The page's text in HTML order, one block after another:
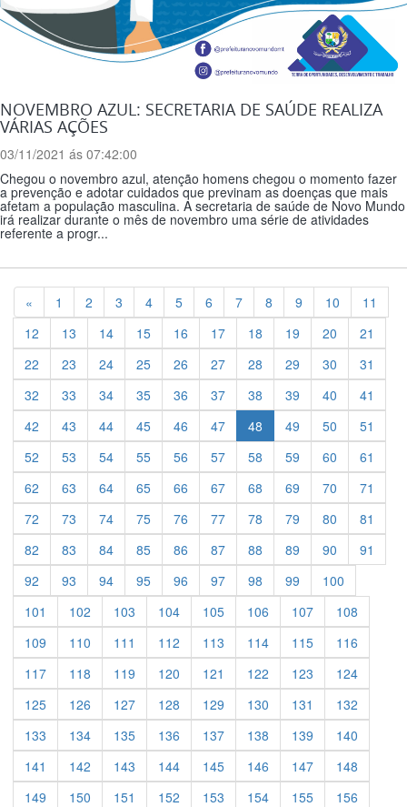
NOVEMBRO AZUL: SECRETARIA DE SAÚDE REALIZA
VÁRIAS AÇÕES
03/11/2021 ás 07:42:00
Chegou o novembro azul, atenção homens chegou o momento fazer
a prevenção e adotar cuidados que previnam as doenças que mais
afetam a população masculina. A secretaria de saúde de Novo Mundo
irá realizar durante o mês de novembro uma série de atividades
referente a progr...
« Previous
1 2 3 4 5 6 7 8 9 10
11
12
13 14 15 16 17 18 19 20
21
22
23 24 25 26 27 28 29 30
31
32
33 34 35 36 37 38 39 40
41
42
43 44 45 46 47 48 49 50
51
52
53 54 55 56 57 58 59 60
61
62
63 64 65 66 67 68 69 70
71
72
73 74 75 76 77 78 79 80
81
82
83 84 85 86 87 88 89 90
91
92
93 94 95 96 97 98 99
100
101
102 103 104 105 106 107
108
109
110 111 112 113 114 115
116
117
118 119 120 121 122 123
124
125
126 127 128 129 130 131
132
133
134 135 136 137 138 139
140
141
142 143 144 145 146 147
148
149
150 151 152 153 154 155 156